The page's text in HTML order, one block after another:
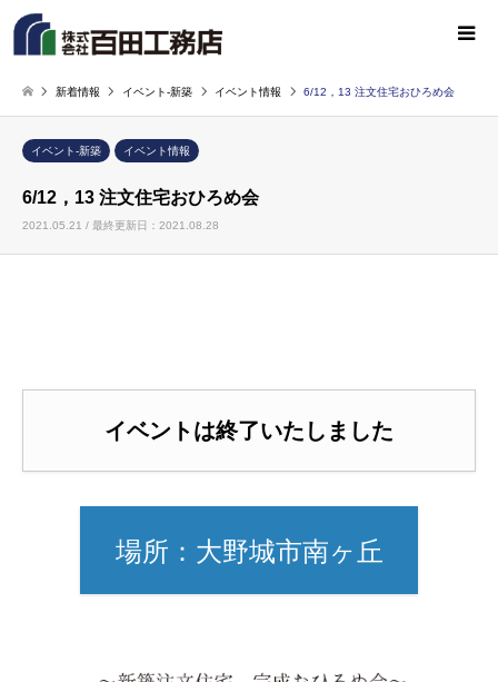
新着情報 イベント-新築 イベント情報 6/12，13 注文住宅おひろめ会
イベント-新築 イベント情報
6/12，13 注文住宅おひろめ会
2021.05.21 / 最終更新日：2021.08.28
イベントは終了いたしました
場所：大野城市南ヶ丘